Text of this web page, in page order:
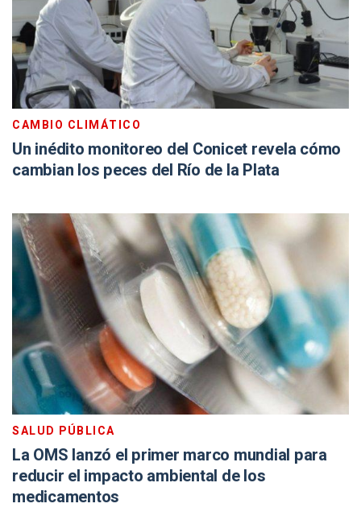
CAMBIO CLIMÁTICO
Un inédito monitoreo del Conicet revela cómo
cambian los peces del Río de la Plata
SALUD PÚBLICA
La OMS lanzó el primer marco mundial para
reducir el impacto ambiental de los
medicamentos